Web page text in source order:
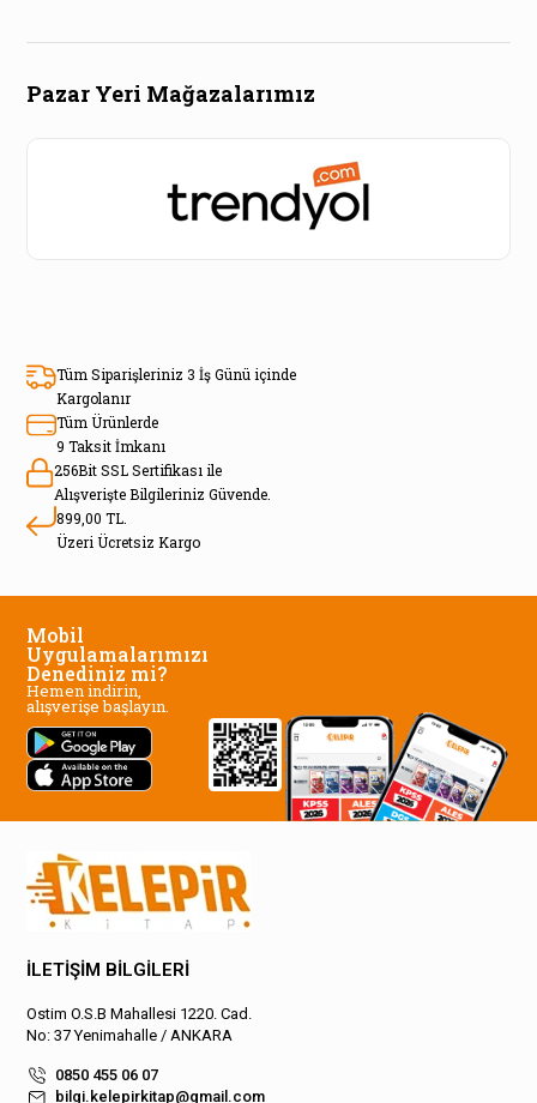
Pazar Yeri Mağazalarımız
Tüm Siparişleriniz 3 İş Günü içinde
Kargolanır
Tüm Ürünlerde
9 Taksit İmkanı
256Bit SSL Sertifikası ile
Alışverişte Bilgileriniz Güvende.
899,00 TL.
Üzeri Ücretsiz Kargo
Mobil
Uygulamalarımızı
Denediniz mi?
Hemen indirin,
alışverişe başlayın.
İLETİŞİM BİLGİLERİ
Ostim O.S.B Mahallesi 1220. Cad.
No: 37 Yenimahalle / ANKARA
0850 455 06 07
bilgi.kelepirkitap@gmail.com